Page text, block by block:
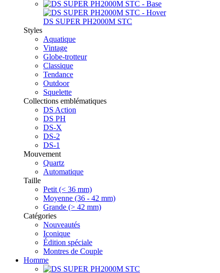
DS SUPER PH2000M STC
Styles
Aquatique
Vintage
Globe-trotteur
Classique
Tendance
Outdoor
Squelette
Collections emblématiques
DS Action
DS PH
DS-X
DS-2
DS-1
Mouvement
Quartz
Automatique
Taille
Petit (< 36 mm)
Moyenne (36 - 42 mm)
Grande (> 42 mm)
Catégories
Nouveautés
Iconique
Édition spéciale
Montres de Couple
Homme